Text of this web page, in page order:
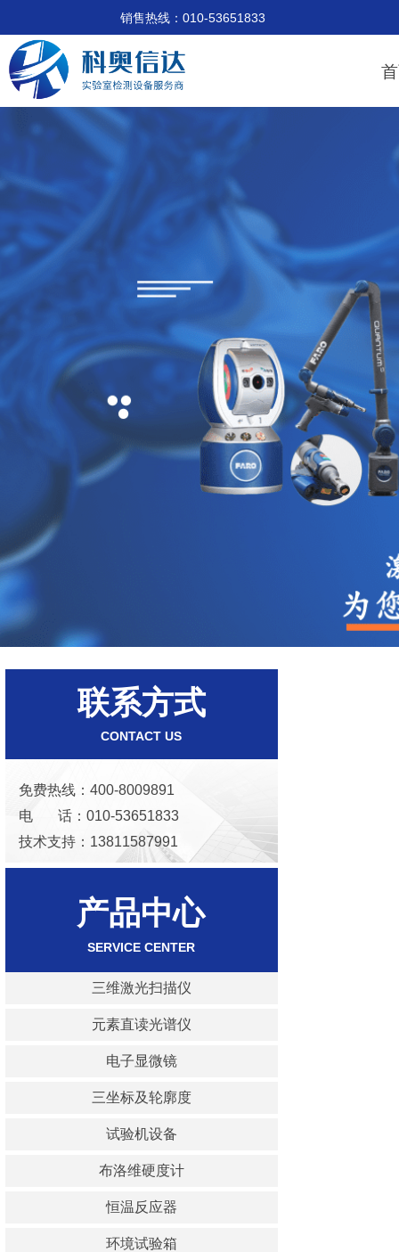
销售热线：010-53651833 技术
联系方式
CONTACT US
免费热线：400-8009891
电 话：010-53651833
技术支持：13811587991
邮 箱：keaoxinda@163.com
产品中心
SERVICE CENTER
三维激光扫描仪
元素直读光谱仪
电子显微镜
三坐标及轮廓度
试验机设备
布洛维硬度计
恒温反应器
环境试验箱